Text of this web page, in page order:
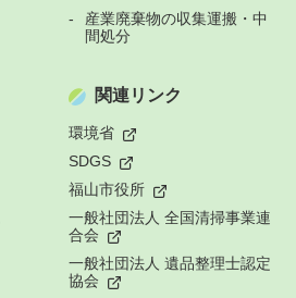
産業廃棄物の収集運搬・中
間処分
関連リンク
環境省
SDGS
福山市役所
一般社団法人 全国清掃事業連
合会
一般社団法人 遺品整理士認定
協会